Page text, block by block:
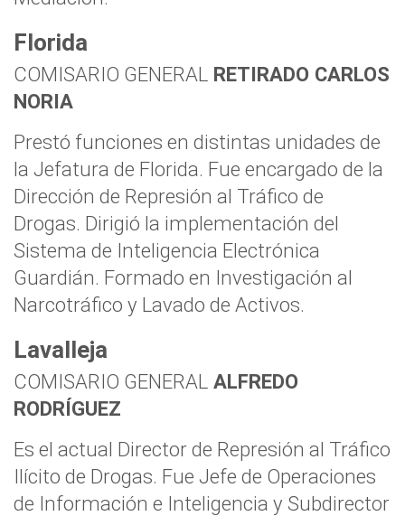
Florida
COMISARIO GENERAL RETIRADO CARLOS
NORIA
Prestó funciones en distintas unidades de
la Jefatura de Florida. Fue encargado de la
Dirección de Represión al Tráfico de
Drogas. Dirigió la implementación del
Sistema de Inteligencia Electrónica
Guardián. Formado en Investigación al
Narcotráfico y Lavado de Activos.
Lavalleja
COMISARIO GENERAL ALFREDO
RODRÍGUEZ
Es el actual Director de Represión al Tráfico
Ilícito de Drogas. Fue Jefe de Operaciones
de Información e Inteligencia y Subdirector